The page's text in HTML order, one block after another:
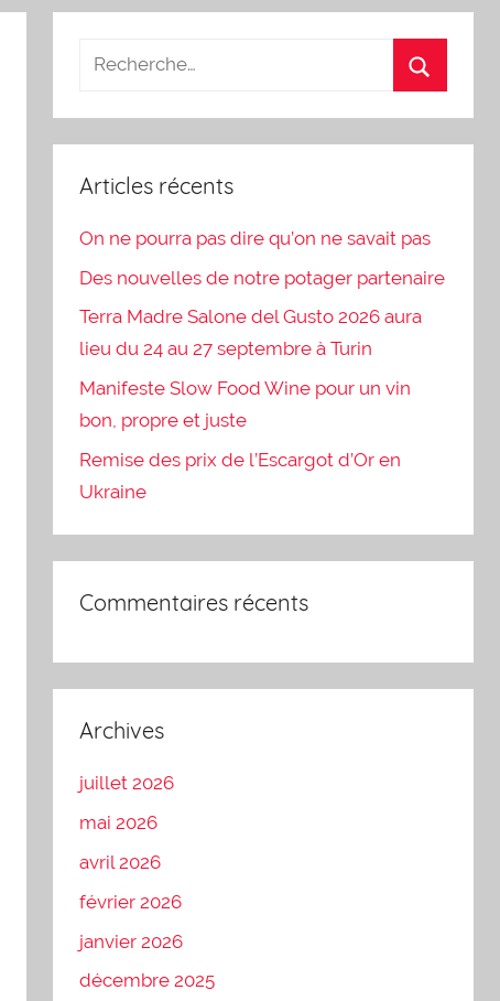
Articles récents
On ne pourra pas dire qu’on ne savait pas
Des nouvelles de notre potager partenaire
Terra Madre Salone del Gusto 2026 aura
lieu du 24 au 27 septembre à Turin
Manifeste Slow Food Wine pour un vin
bon, propre et juste
Remise des prix de l’Escargot d’Or en
Ukraine
Commentaires récents
Archives
juillet 2026
mai 2026
avril 2026
février 2026
janvier 2026
décembre 2025